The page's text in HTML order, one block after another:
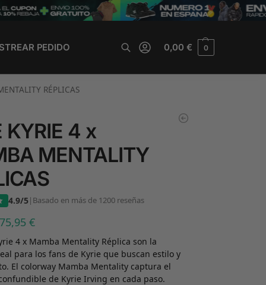
PEDIDO 0,00€ 0
RÉPLICAS
KYRIE 4 x
MENTALITY
4.9/5| Basado en más de 1200 reseñas
75,95€
4 x Mamba Mentality Réplica son la
para los fans de Kyrie que buscan estilo y
El colorway Mamba Mentality captura el
de Kyrie Irving en cada paso.